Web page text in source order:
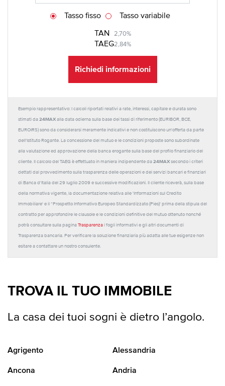
TAN 2,70%
TAEG2,84%
Tasso fisso Tasso variabile
Richiedi informazioni
Esempio rappresentativo: I calcoli riportati relativi a rate, interessi, capitale e durata sono
stimati da 24MAX alla data odierna sulla base dei tassi di riferimento (EURIBOR, BCE,
EUROIRS) sono da considerarsi meramente indicativi e non costituiscono un'offerta da parte
dell'Istituto Rogante. La concessione del mutuo e le condizioni proposte sono subordinate
alla valutazione ed approvazione della banca erogante sulla base del profilo finanziario del
cliente. Il calcolo del TAEG è effettuato in maniera indipendente da 24MAX secondo i criteri
dettati dal provvedimento sulla trasparenza delle operazioni e dei servizi bancari e finanziari
di Banca d'Italia del 29 luglio 2009 e successive modificazioni. Il cliente riceverà, sulla base
della normativa vigente, la documentazione relativa alle 'Informazioni sul Credito
Immobiliare' e il “Prospetto Informativo Europeo Standardizzato (Pies)' prima della stipula del
contratto per approfondire le clausole e le condizioni definitive del mutuo ottenuto nonché
potrà consultare sulla pagina Trasparenza i fogli informativi e gli altri documenti di
Trasparenza bancaria. Per verificare la soluzione finanziaria più adatta alle tue esigenze non
esitare a contattare un nostro consulente.
TROVA IL TUO IMMOBILE
La casa dei tuoi sogni è dietro l’angolo.
Agrigento Alessandria
Ancona Andria